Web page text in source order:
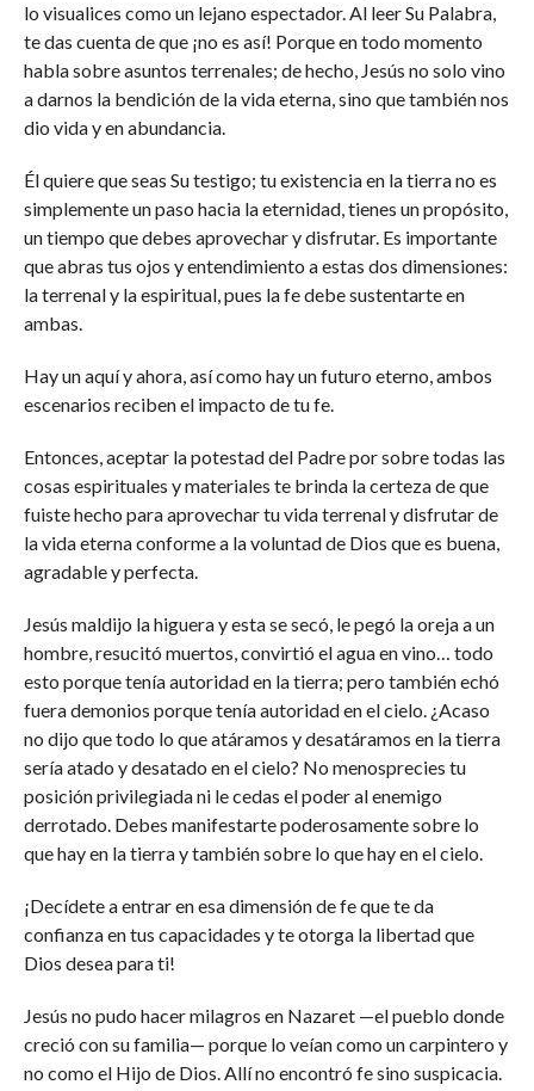
lo visualices como un lejano espectador. Al leer Su Palabra,
te das cuenta de que ¡no es así! Porque en todo momento
habla sobre asuntos terrenales; de hecho, Jesús no solo vino
a darnos la bendición de la vida eterna, sino que también nos
dio vida y en abundancia.
Él quiere que seas Su testigo; tu existencia en la tierra no es
simplemente un paso hacia la eternidad, tienes un propósito,
un tiempo que debes aprovechar y disfrutar. Es importante
que abras tus ojos y entendimiento a estas dos dimensiones:
la terrenal y la espiritual, pues la fe debe sustentarte en
ambas.
Hay un aquí y ahora, así como hay un futuro eterno, ambos
escenarios reciben el impacto de tu fe.
Entonces, aceptar la potestad del Padre por sobre todas las
cosas espirituales y materiales te brinda la certeza de que
fuiste hecho para aprovechar tu vida terrenal y disfrutar de
la vida eterna conforme a la voluntad de Dios que es buena,
agradable y perfecta.
Jesús maldijo la higuera y esta se secó, le pegó la oreja a un
hombre, resucitó muertos, convirtió el agua en vino… todo
esto porque tenía autoridad en la tierra; pero también echó
fuera demonios porque tenía autoridad en el cielo. ¿Acaso
no dijo que todo lo que atáramos y desatáramos en la tierra
sería atado y desatado en el cielo? No menosprecies tu
posición privilegiada ni le cedas el poder al enemigo
derrotado. Debes manifestarte poderosamente sobre lo
que hay en la tierra y también sobre lo que hay en el cielo.
¡Decídete a entrar en esa dimensión de fe que te da
confianza en tus capacidades y te otorga la libertad que
Dios desea para ti!
Jesús no pudo hacer milagros en Nazaret —el pueblo donde
creció con su familia— porque lo veían como un carpintero y
no como el Hijo de Dios. Allí no encontró fe sino suspicacia.